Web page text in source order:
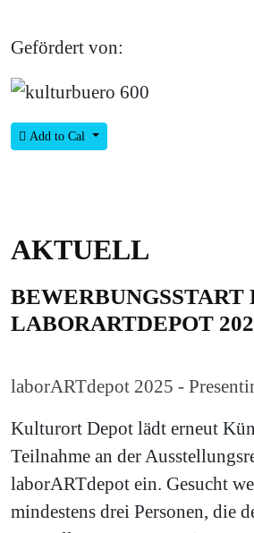
Gefördert von:
Add to Cal
AKTUELL
BEWERBUNGSSTART
LABORARTDEPOT
laborARTdepot 2025 -
Kulturort Depot lädt erneut
Teilnahme an der
laborARTdepot ein. Gesucht
mindestens drei Personen, die